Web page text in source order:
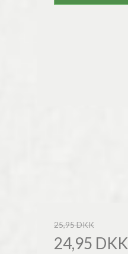
25,95 DKK
24,95 DKK